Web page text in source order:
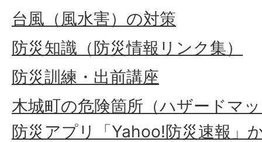
台風（風水害）の対策
防災知識（防災情報リンク集）
防災訓練・出前講座
木城町の危険箇所（ハザードマ
防災アプリ「Yahoo!防災速報」